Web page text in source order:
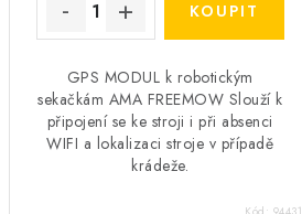
GPS MODUL k robotickým
sekačkám AMA FREEMOW Slouží k
připojení se ke stroji i při absenci
WIFI a lokalizaci stroje v případě
krádeže.